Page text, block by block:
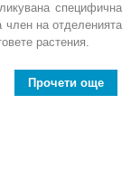
специфична
член на отделенията
растения.
Прочети още